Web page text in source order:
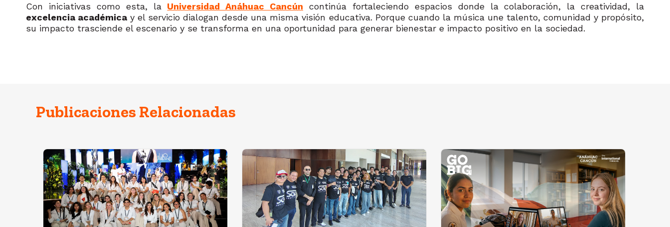
Con iniciativas como esta, la Universidad Anáhuac Cancún continúa fortaleciendo espacios donde la colaboración, la creatividad, la
excelencia académica y el servicio dialogan desde una misma visión educativa. Porque cuando la música une talento, comunidad y propósito,
su impacto trasciende el escenario y se transforma en una oportunidad para generar bienestar e impacto positivo en la sociedad.
Publicaciones Relacionadas